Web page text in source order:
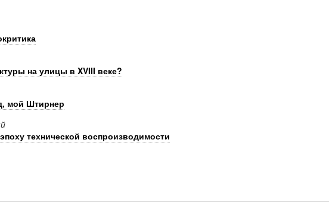
на улицы в XVIII веке?
мой Штирнер
технической воспроизводимости